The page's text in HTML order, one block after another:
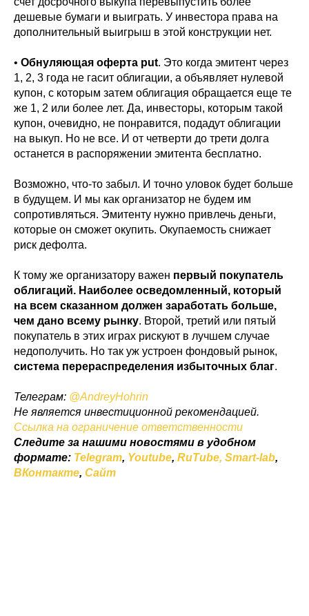
дешевые бумаги и выиграть. У инвестора права на
дополнительный выигрыш в этой конструкции нет.
• Обнуляющая оферта put. Это когда эмитент через
1, 2, 3 года не гасит облигации, а объявляет нулевой
купон, с которым затем облигация обращается еще те
же 1, 2 или более лет. Да, инвесторы, которым такой
купон, очевидно, не понравится, подадут облигации
на выкуп. Но не все. И от четверти до трети долга
останется в распоряжении эмитента бесплатно.
Возможно, что-то забыл. И точно уловок будет больше
в будущем. И мы как организатор не будем им
сопротивляться. Эмитенту нужно привлечь деньги,
которые он сможет окупить. Окупаемость снижает
риск дефолта.
К тому же организатору важен первый покупатель
облигаций. Наиболее осведомленный, который
на всем сказанном должен заработать больше,
чем дано всему рынку. Второй, третий или пятый
покупатель в этих играх рискуют в лучшем случае
недополучить. Но так уж устроен фондовый рынок,
система перераспределения избыточных благ.
Телеграм: @AndreyHohrin
Не является инвестиционной рекомендацией.
Ссылка на ограничение ответственности
Следите за нашими новостями в удобном
формате: Telegram, Youtube, RuTube, Smart-lab,
ВКонтакте, Сайт